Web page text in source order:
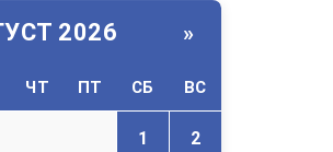
2026 »
ЧТ ПТ СБ ВС
1 2